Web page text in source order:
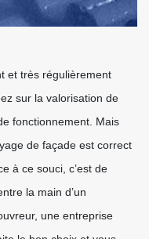
et très régulièrement
sur la valorisation de
fonctionnement. Mais
de façade est correct
à ce souci, c’est de
la main d’un
une entreprise